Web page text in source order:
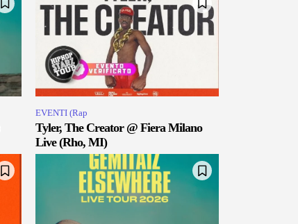
EVENTI (Rap
Tyler, The Creator @ Fiera Milano
Live (Rho, MI)